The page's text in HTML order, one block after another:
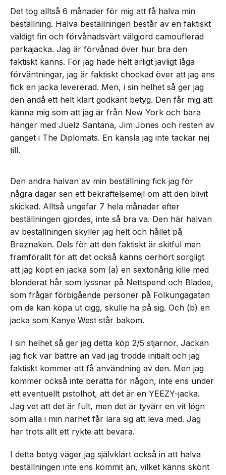
Det tog alltså 6 månader för mig att få halva min
beställning. Halva beställningen består av en faktiskt
väldigt fin och förvånadsvärt välgjord camouflerad
parkajacka. Jag är förvånad över hur bra den
faktiskt känns. För jag hade helt ärligt jävligt låga
förväntningar, jag är faktiskt chockad över att jag ens
fick en jacka levererad. Men, i sin helhet så ger jag
den ändå ett helt klart godkänt betyg. Den får mig att
känna mig som att jag är från New York och bara
hänger med Juelz Santana, Jim Jones och resten av
gänget i The Diplomats. En känsla jag inte tackar nej
till.
Den andra halvan av min beställning fick jag för
några dagar sen ett bekräftelsemejl om att den blivit
skickad. Alltså ungefär 7 hela månader efter
beställningen gjordes, inte så bra va. Den här halvan
av beställningen skyller jag helt och hållet på
Breznaken. Dels för att den faktiskt är skitful men
framförallt för att det också känns oerhört sorgligt
att jag köpt en jacka som (a) en sextonårig kille med
blonderat hår som lyssnar på Nettspend och Bladee,
som frågar förbigående personer på Folkungagatan
om de kan köpa ut cigg, skulle ha på sig. Och (b) en
jacka som Kanye West står bakom.
I sin helhet så ger jag detta köp 2/5 stjärnor. Jackan
jag fick var bättre än vad jag trodde initialt och jag
faktiskt kommer att få användning av den. Men jag
kommer också inte berätta för någon, inte ens under
ett eventuellt pistolhot, att det är en YEEZY-jacka.
Jag vet att det är fult, men det är tyvärr en vit lögn
som alla i min närhet får lära sig att leva med. Jag
har trots allt ett rykte att bevara.
I detta betyg väger jag självklart också in att halva
beställningen inte ens kommit än, vilket känns skönt